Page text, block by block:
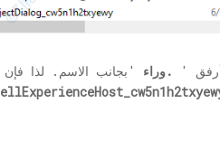
أرفق '
.وراء